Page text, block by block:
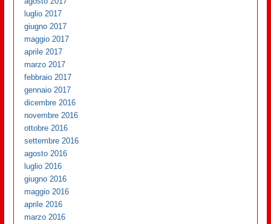
luglio 2017
giugno 2017
maggio 2017
aprile 2017
marzo 2017
febbraio 2017
gennaio 2017
dicembre 2016
novembre 2016
ottobre 2016
settembre 2016
agosto 2016
luglio 2016
giugno 2016
maggio 2016
aprile 2016
marzo 2016